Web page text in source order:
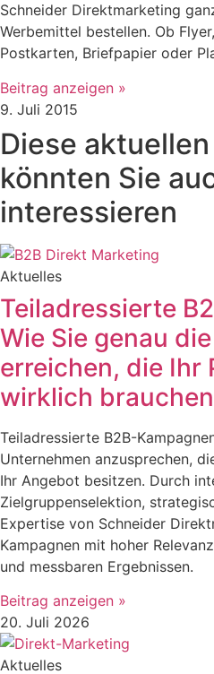
Schneider Direktmarketing
Werbemittel bestellen. Ob
Postkarten, Briefpapier oder
Beitrag anzeigen »
9. Juli 2015
Diese
könnten Sie
interessieren
Aktuelles
Teiladressierte
Wie Sie genau
erreichen, die Ihr
wirklich brauchen
Teiladressierte B2B-
Unternehmen anzusprechen,
Ihr Angebot besitzen. Durch
Zielgruppenselektion,
Expertise von Schneider
Kampagnen mit hoher
und messbaren Ergebnissen.
Beitrag anzeigen »
20. Juli 2026
Aktuelles